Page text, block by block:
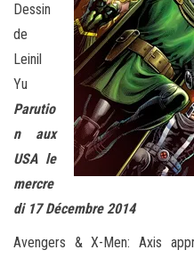
Dessin
de
Leinil
Yu
Parutio
n aux
USA le
mercre
di 17 Décembre 2014
Avengers & X-Men: Axis